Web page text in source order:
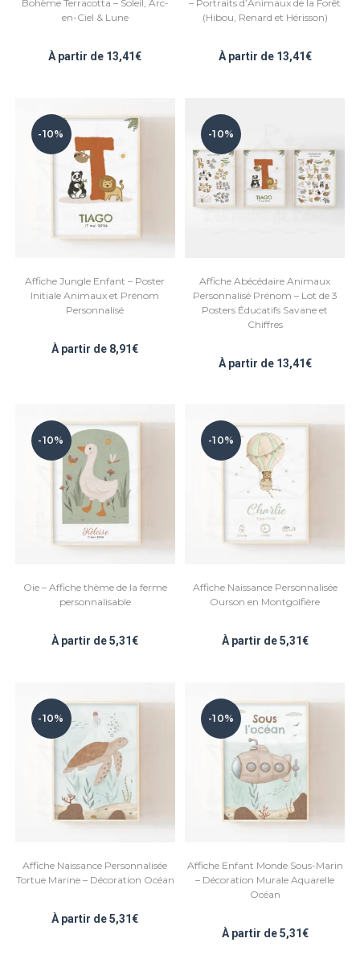
Bohème Terracotta – Soleil, Arc-
en-Ciel & Lune
À partir de 13,41€
– Portraits d’Animaux de la Forêt
(Hibou, Renard et Hérisson)
À partir de 13,41€
-10%
Affiche Jungle Enfant – Poster
Initiale Animaux et Prénom
Personnalisé
À partir de 8,91€
-10%
Affiche Abécédaire Animaux
Personnalisé Prénom – Lot de 3
Posters Éducatifs Savane et
Chiffres
À partir de 13,41€
-10%
Oie – Affiche thème de la ferme
personnalisable
À partir de5,31€
-10%
Affiche Naissance Personnalisée
Ourson en Montgolfière
À partir de5,31€
-10%
Affiche Naissance Personnalisée
Tortue Marine – Décoration Océan
À partir de5,31€
-10%
Affiche Enfant Monde Sous-Marin
– Décoration Murale Aquarelle
Océan
À partir de5,31€